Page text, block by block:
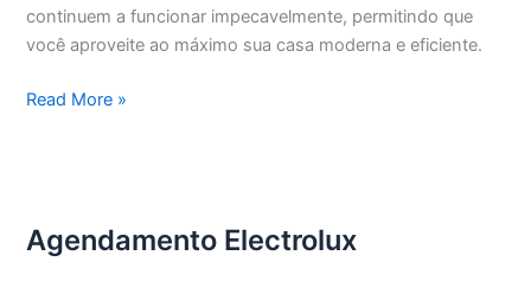
continuem a funcionar impecavelmente, permitindo que
você aproveite ao máximo sua casa moderna e eficiente.
Assistência
Conceição
Read More »
Agendamento Electrolux